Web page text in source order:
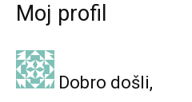
Moj profil
Dobro došli,